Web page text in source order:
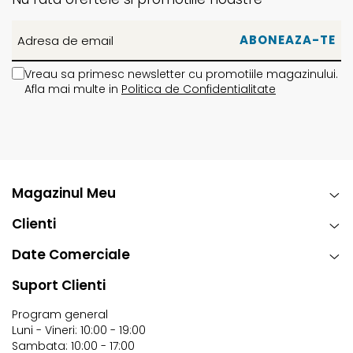
Vreau sa primesc newsletter cu promotiile magazinului.
Afla mai multe in Politica de Confidentialitate
Magazinul Meu
Clienti
Date Comerciale
Suport Clienti
Program general
Luni - Vineri: 10:00 - 19:00
Sambata: 10:00 - 17:00